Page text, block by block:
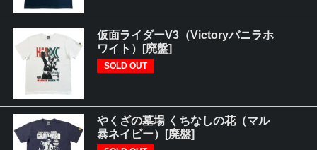
仮面ライダーV3（Victoryバニラホ
ワイト）[廃盤]
SOLD OUT
やくざの墓場 くちなしの花（マル
暴ネイビー）[廃盤]